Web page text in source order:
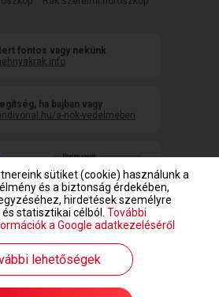
fontos vagy nekünk
ha bajban vagy
a-nok-vedelmeben
1999-2026 Dating Central Europe Zrt.
sütiket (cookie) használunk a
és a biztonság érdekében,
hirdetések személyre
statisztikai célból. További
a Google adatkezeléséről
lehetőségek